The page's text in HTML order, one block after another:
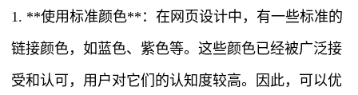
1. **使用标准颜色**：在网页设计中，有一些标准的
链接颜色，如蓝色、紫色等。这些颜色已经被广泛接
受和认可，用户对它们的认知度较高。因此，可以优